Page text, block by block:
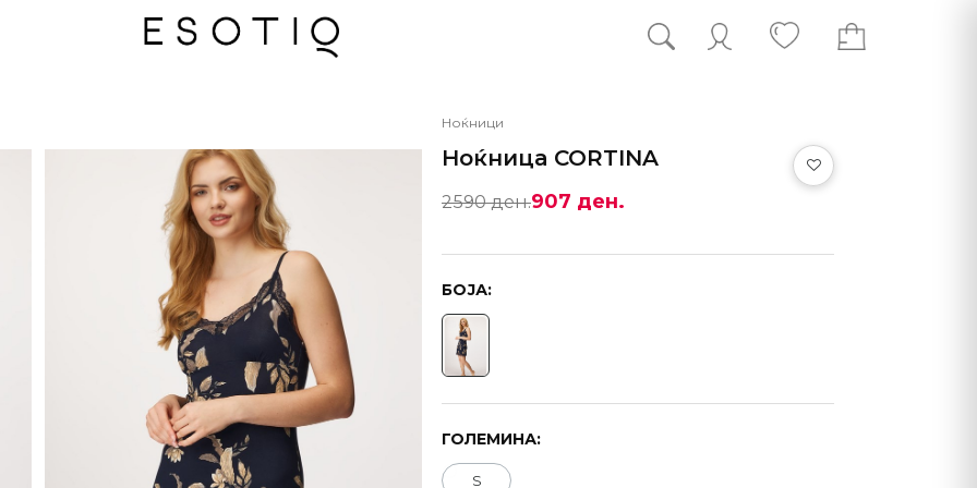
Ноќници
Ноќница CORTINA
2590 ден.907 ден.
БОЈА:
ГОЛЕМИНА:
S